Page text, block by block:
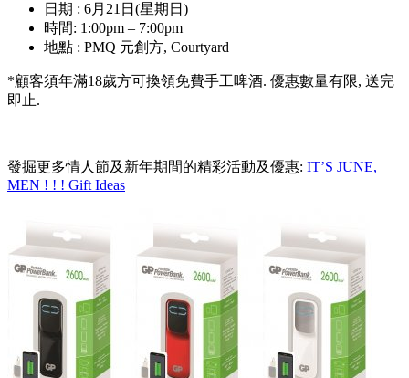
日期 : 6月21日(星期日)
時間: 1:00pm – 7:00pm
地點 : PMQ 元創方, Courtyard
*顧客須年滿18歲方可換領免費手工啤酒. 優惠數量有限, 送完
即止.
發掘更多情人節及新年期間的精彩活動及優惠: IT’S JUNE,
MEN ! ! ! Gift Ideas